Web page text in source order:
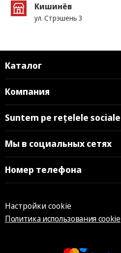
Кишинёв
ул. Стрэшень 3
Каталог
Компания
Suntem pe rețelele sociale
Мы в социальных сетях
Номер телефона
Настройки cookie
Политика использования cookie